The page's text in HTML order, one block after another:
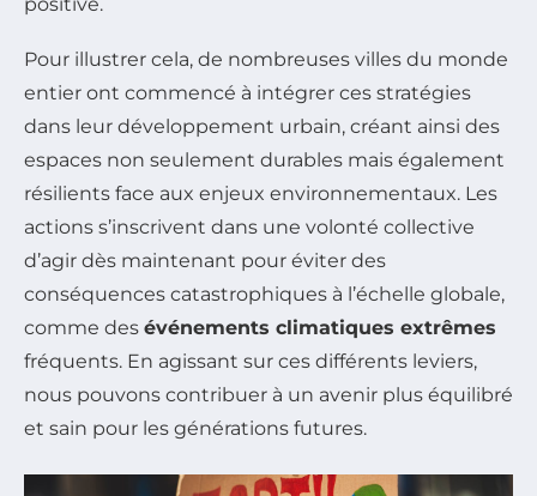
positive.
Pour illustrer cela, de nombreuses villes du monde
entier ont commencé à intégrer ces stratégies
dans leur développement urbain, créant ainsi des
espaces non seulement durables mais également
résilients face aux enjeux environnementaux. Les
actions s’inscrivent dans une volonté collective
d’agir dès maintenant pour éviter des
conséquences catastrophiques à l’échelle globale,
comme des événements climatiques extrêmes
fréquents. En agissant sur ces différents leviers,
nous pouvons contribuer à un avenir plus équilibré
et sain pour les générations futures.